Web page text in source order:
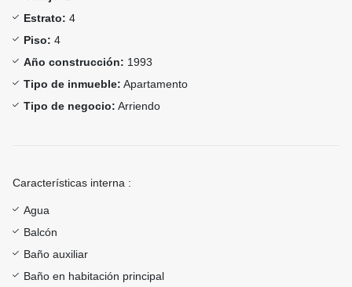
Estrato: 4
Piso: 4
Año construcción: 1993
Tipo de inmueble: Apartamento
Tipo de negocio: Arriendo
Características interna :
Agua
Balcón
Baño auxiliar
Baño en habitación principal